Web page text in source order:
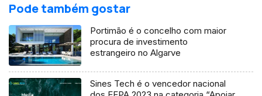
Pode também gostar
Portimão é o concelho com maior
procura de investimento
estrangeiro no Algarve
Sines Tech é o vencedor nacional